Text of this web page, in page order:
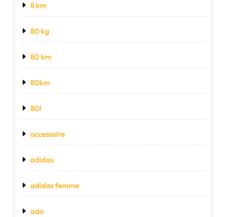
8 km
80 kg
80 km
80km
80l
accessoire
adidas
adidas femme
ado